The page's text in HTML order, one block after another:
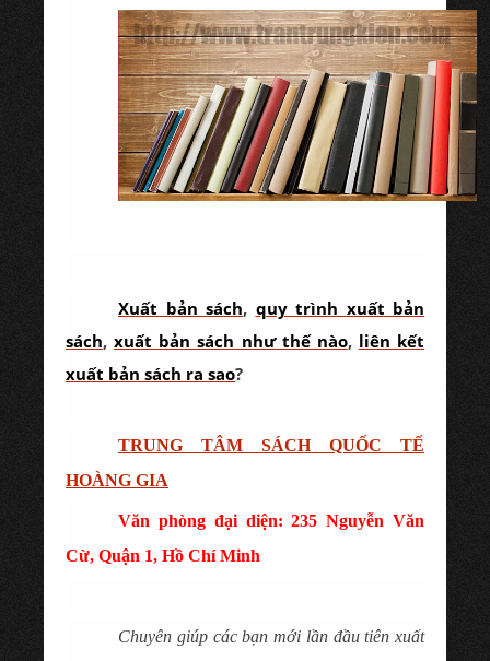
Xuất bản sách, quy trình xuất bản
sách,xuất bản sách như thế nào, liên kết
xuất bản sách ra sao?
TRUNG TÂM SÁCH QUỐC TẾ
HOÀNG GIA
Văn phòng đại diện: 235 Nguyễn Văn
Cừ, Quận 1, Hồ Chí Minh
Chuyên giúp các bạn mới lần đầu tiên xuất